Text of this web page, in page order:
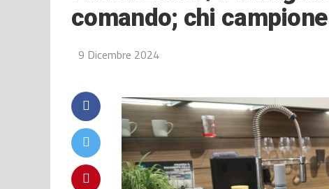
comando; chi
9 Dicembre 2024